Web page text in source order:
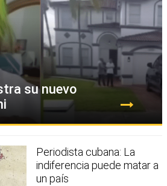
su nuevo
Periodista cubana: La
indiferencia puede matar a
un país